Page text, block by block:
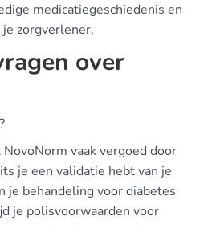
medicatiegeschiedenis en
zorgverlener.
over
vaak vergoed door
je een validatie hebt van je
je behandeling voor diabetes
je polisvoorwaarden voor